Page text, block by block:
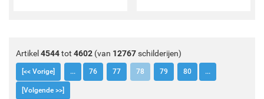
Artikel 4544tot 4602 (van 12767schilderijen)
[<< Vorige] ... 76 77 78 79 80 ...
[Volgende >>]